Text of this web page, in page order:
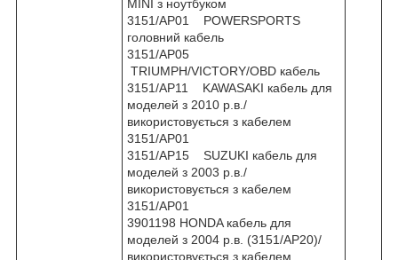
MINI з ноутбуком
3151/AP01 POWERSPORTS
головний кабель
3151/AP05
TRIUMPH/VICTORY/OBD кабель
3151/AP11 KAWASAKI кабель для
моделей з 2010 р.в./
використовується з кабелем
3151/AP01
3151/AP15 SUZUKI кабель для
моделей з 2003 р.в./
використовується з кабелем
3151/AP01
3901198 HONDA кабель для
моделей з 2004 р.в. (3151/AP20)/
використовується з кабелем